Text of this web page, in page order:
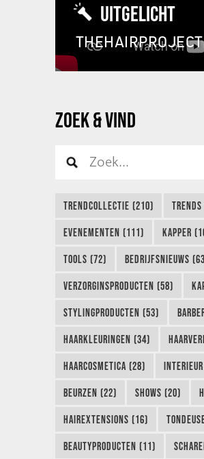
UITGELICHT
THEHAIRPROJECT
ZOEK & VIND
TRENDCOLLECTIE (210)
EVENEMENTEN (111) KAPPER
TOOLS (72) BEDRIJFSNIEUWS
VERZORGINSPRODUCTEN (58)
STYLINGPRODUCTEN (53)
HAARKLEURINGEN (34)
HAARCOSMETICA (28)
BEURZEN (22) SHOWS (20)
HAIREXTENSIONS (16)
BEAUTYPRODUCTEN (11)